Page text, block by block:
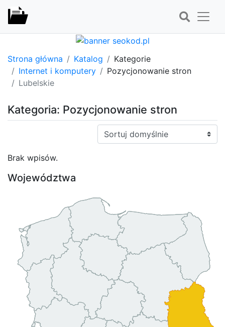
Strona główna Katalog
Kategorie
Internet i komputery
Pozycjonowanie stron
Lubelskie
Kategoria: Pozycjonowanie stron
Sortuj:
Brak wpisów.
Województwa